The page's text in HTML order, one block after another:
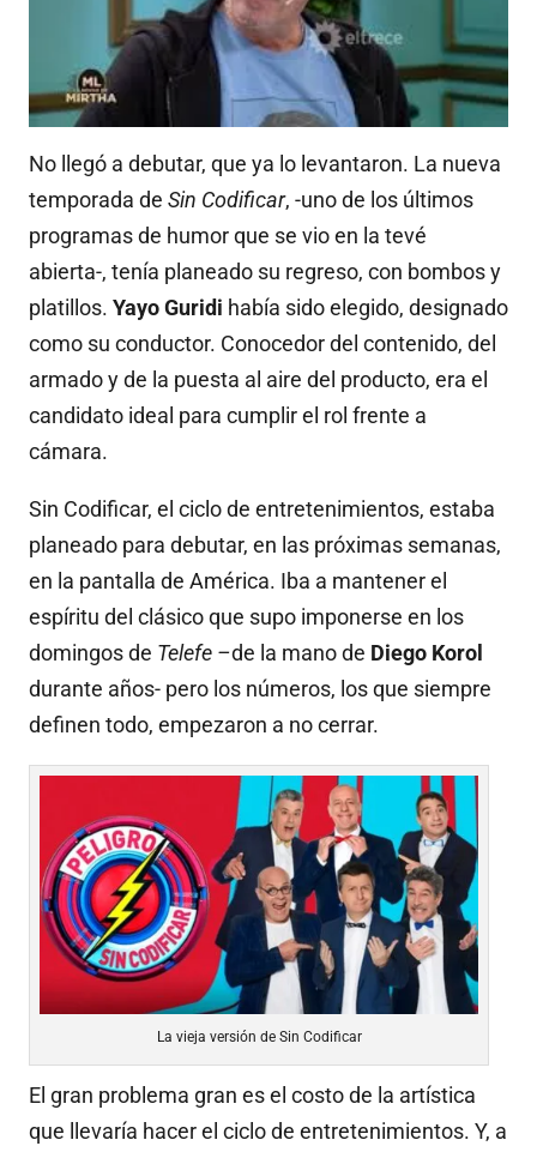
No llegó a debutar, que ya lo levantaron. La nueva
temporada de Sin Codificar, -uno de los últimos
programas de humor que se vio en la tevé
abierta-, tenía planeado su regreso, con bombos y
platillos. Yayo Guridi había sido elegido, designado
como su conductor. Conocedor del contenido, del
armado y de la puesta al aire del producto, era el
candidato ideal para cumplir el rol frente a
cámara.
Sin Codificar, el ciclo de entretenimientos, estaba
planeado para debutar, en las próximas semanas,
en la pantalla de América. Iba a mantener el
espíritu del clásico que supo imponerse en los
domingos de Telefe –de la mano de Diego Korol
durante años- pero los números, los que siempre
definen todo, empezaron a no cerrar.
La vieja versión de Sin Codificar
El gran problema gran es el costo de la artística
que llevaría hacer el ciclo de entretenimientos. Y, a